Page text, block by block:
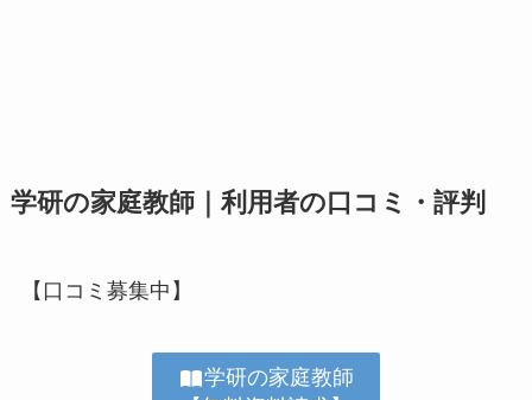
学研の家庭教師｜利用者の口コミ・評判
【口コミ募集中】
学研の家庭教師